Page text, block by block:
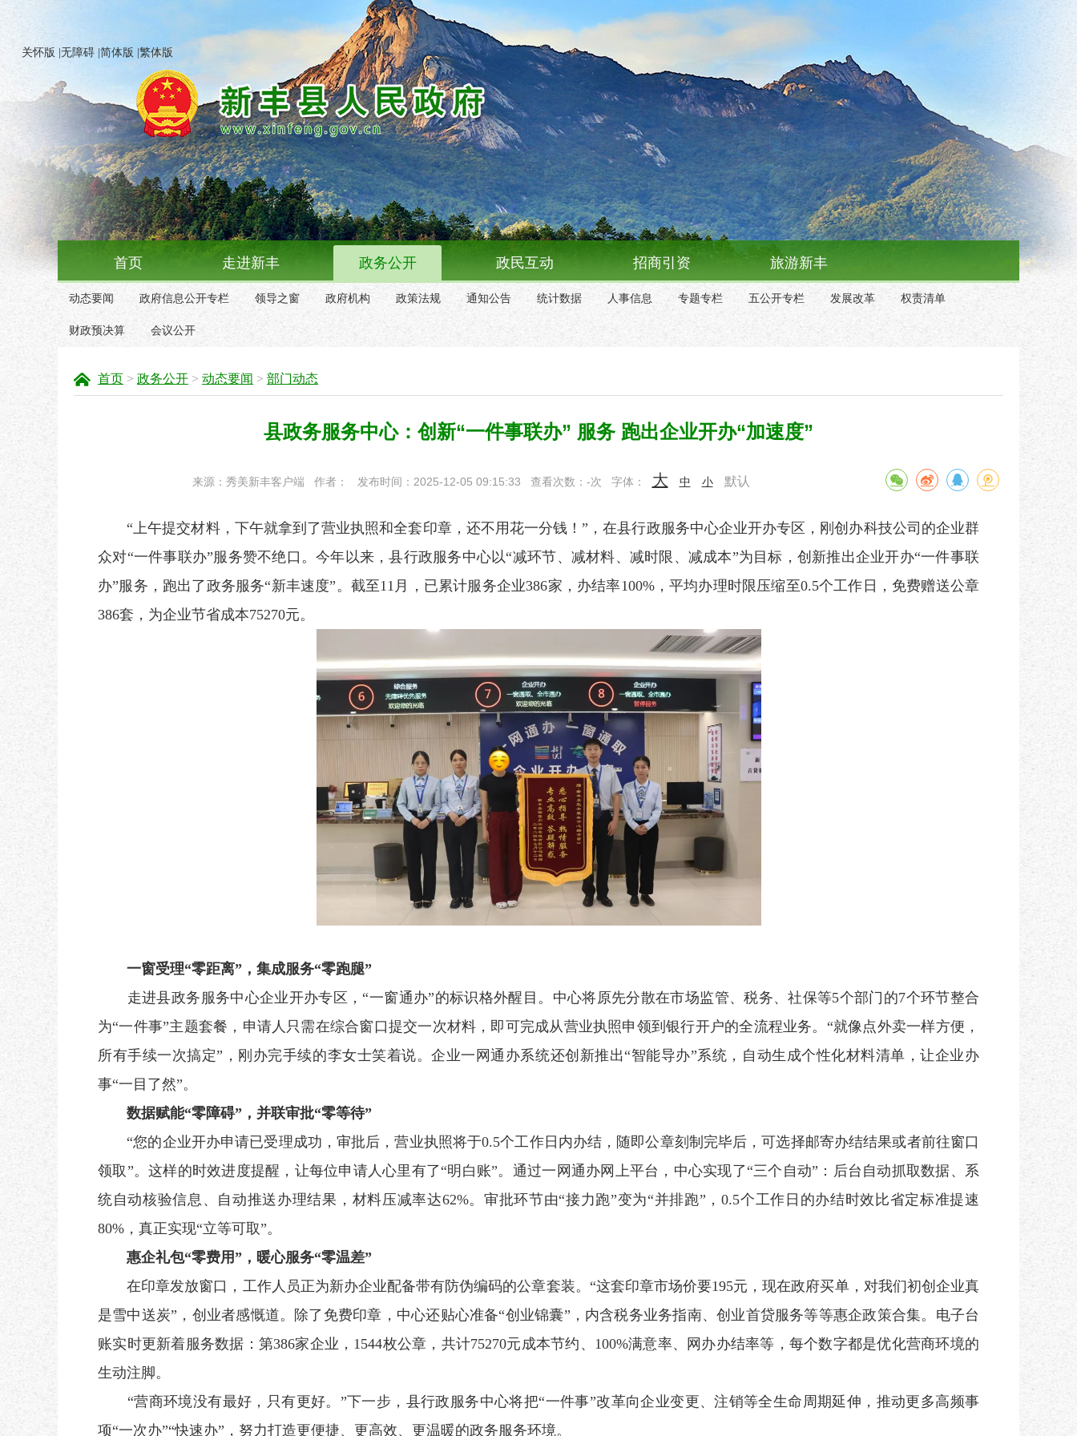
关怀版 无障碍 简体版 繁体版
首页 走进新丰 政务公开 政民互动 招商引资 旅游新丰
动态要闻 政府信息公开专栏 领导之窗 政府机构 政策法规 通知公告 统计数据 人事信息 专题专栏 五公开专栏 发展改革 权责清单
财政预决算 会议公开
首页 > 政务公开 > 动态要闻 > 部门动态
县政务服务中心：创新“一件事联办” 服务 跑出企业开办“加速度”
来源：秀美新丰客户端 作者： 发布时间：2025-12-05 09:15:33 查看次数： -次 字体： 大 中 小 默认
“上午提交材料，下午就拿到了营业执照和全套印章，还不用花一分钱！”，在县行政服务中心企业开办专区，刚创办科技公司的企业群
众对“一件事联办”服务赞不绝口。今年以来，县行政服务中心以“减环节、减材料、减时限、减成本”为目标，创新推出企业开办“一件事联
办”服务，跑出了政务服务“新丰速度”。截至11月，已累计服务企业386家，办结率100%，平均办理时限压缩至0.5个工作日，免费赠送公章
386套，为企业节省成本75270元。
一窗受理“零距离”，集成服务“零跑腿”
走进县政务服务中心企业开办专区，“一窗通办”的标识格外醒目。中心将原先分散在市场监管、税务、社保等5个部门的7个环节整合
为“一件事”主题套餐，申请人只需在综合窗口提交一次材料，即可完成从营业执照申领到银行开户的全流程业务。“就像点外卖一样方便，
所有手续一次搞定”，刚办完手续的李女士笑着说。企业一网通办系统还创新推出“智能导办”系统，自动生成个性化材料清单，让企业办
事“一目了然”。
数据赋能“零障碍”，并联审批“零等待”
“您的企业开办申请已受理成功，审批后，营业执照将于0.5个工作日内办结，随即公章刻制完毕后，可选择邮寄办结结果或者前往窗口
领取”。这样的时效进度提醒，让每位申请人心里有了“明白账”。通过一网通办网上平台，中心实现了“三个自动”：后台自动抓取数据、系
统自动核验信息、自动推送办理结果，材料压减率达62%。审批环节由“接力跑”变为“并排跑”，0.5个工作日的办结时效比省定标准提速
80%，真正实现“立等可取”。
惠企礼包“零费用”，暖心服务“零温差”
在印章发放窗口，工作人员正为新办企业配备带有防伪编码的公章套装。“这套印章市场价要195元，现在政府买单，对我们初创企业真
是雪中送炭”，创业者感慨道。除了免费印章，中心还贴心准备“创业锦囊”，内含税务业务指南、创业首贷服务等等惠企政策合集。电子台
账实时更新着服务数据：第386家企业，1544枚公章，共计75270元成本节约、100%满意率、网办办结率等，每个数字都是优化营商环境的
生动注脚。
“营商环境没有最好，只有更好。”下一步，县行政服务中心将把“一件事”改革向企业变更、注销等全生命周期延伸，推动更多高频事
项“一次办”“快速办”，努力打造更便捷、更高效、更温暖的政务服务环境。